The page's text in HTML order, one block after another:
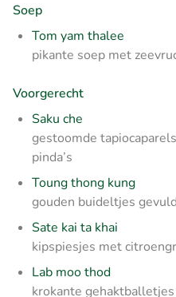
Soep
Tom yam thalee
pikante soep met
Voorgerecht
Saku che
gestoomde
pinda’s
Toung thong kung
gouden buideltjes
Sate kai ta khai
kipspiesjes met
Lab moo thod
krokante